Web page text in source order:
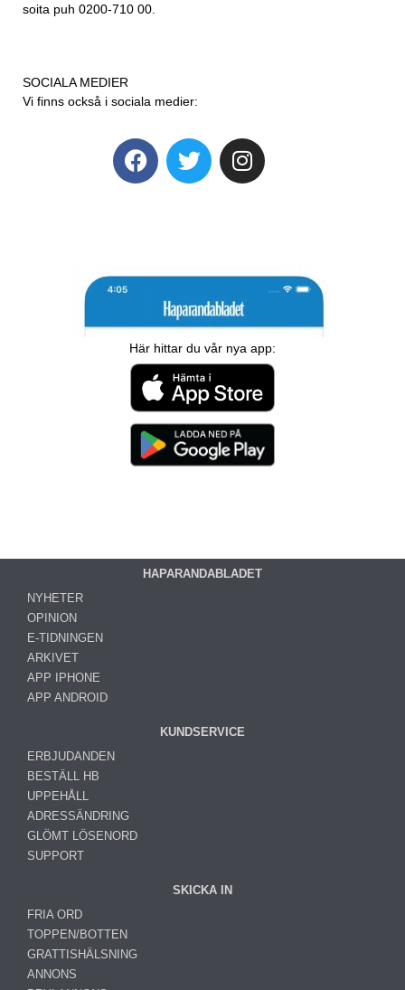
soita puh 0200-710 00.
SOCIALA MEDIER
Vi finns också i sociala medier:
Här hittar du vår nya app:
HAPARANDABLADET
NYHETER
OPINION
E-TIDNINGEN
ARKIVET
APP IPHONE
APP ANDROID
KUNDSERVICE
ERBJUDANDEN
BESTÄLL HB
UPPEHÅLL
ADRESSÄNDRING
GLÖMT LÖSENORD
SUPPORT
SKICKA IN
FRIA ORD
TOPPEN/BOTTEN
GRATTISHÄLSNING
ANNONS